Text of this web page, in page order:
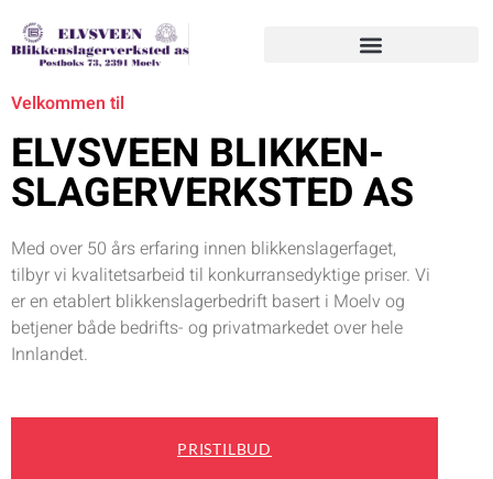
Velkommen til
ELVSVEEN BLIKKEN-
SLAGERVERKSTED AS
Med over 50 års erfaring innen blikkenslagerfaget,
tilbyr vi kvalitetsarbeid til konkurransedyktige priser. Vi
er en etablert blikkenslagerbedrift basert i Moelv og
betjener både bedrifts- og privatmarkedet over hele
Innlandet.
PRISTILBUD